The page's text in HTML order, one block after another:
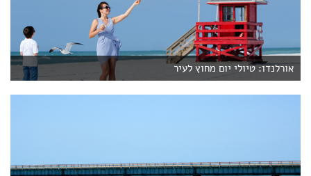
אורלנדו: טיולי יום מחוץ לעיר